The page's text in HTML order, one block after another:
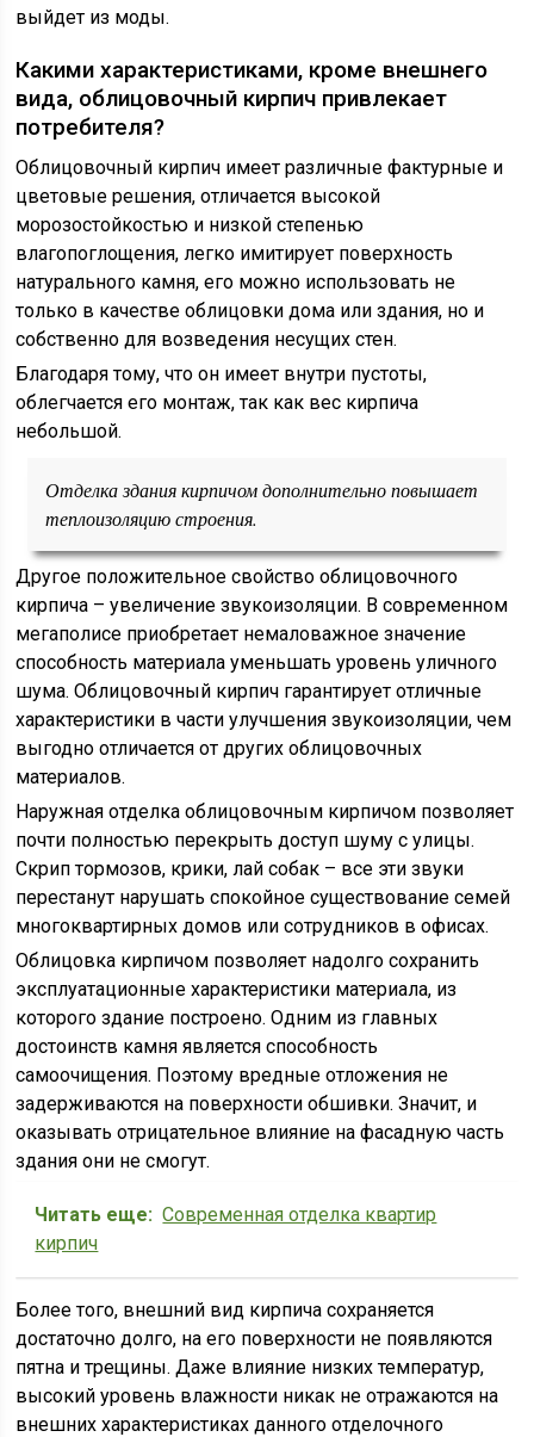
выйдет из моды.
Какими характеристиками, кроме внешнего
вида, облицовочный кирпич привлекает
потребителя?
Облицовочный кирпич имеет различные фактурные и
цветовые решения, отличается высокой
морозостойкостью и низкой степенью
влагопоглощения, легко имитирует поверхность
натурального камня, его можно использовать не
только в качестве облицовки дома или здания, но и
собственно для возведения несущих стен.
Благодаря тому, что он имеет внутри пустоты,
облегчается его монтаж, так как вес кирпича
небольшой.
Отделка здания кирпичом дополнительно повышает
теплоизоляцию строения.
Другое положительное свойство облицовочного
кирпича – увеличение звукоизоляции. В современном
мегаполисе приобретает немаловажное значение
способность материала уменьшать уровень уличного
шума. Облицовочный кирпич гарантирует отличные
характеристики в части улучшения звукоизоляции, чем
выгодно отличается от других облицовочных
материалов.
Наружная отделка облицовочным кирпичом позволяет
почти полностью перекрыть доступ шуму с улицы.
Скрип тормозов, крики, лай собак – все эти звуки
перестанут нарушать спокойное существование семей
многоквартирных домов или сотрудников в офисах.
Облицовка кирпичом позволяет надолго сохранить
эксплуатационные характеристики материала, из
которого здание построено. Одним из главных
достоинств камня является способность
самоочищения. Поэтому вредные отложения не
задерживаются на поверхности обшивки. Значит, и
оказывать отрицательное влияние на фасадную часть
здания они не смогут.
Читать еще: Современная отделка квартир
кирпич
Более того, внешний вид кирпича сохраняется
достаточно долго, на его поверхности не появляются
пятна и трещины. Даже влияние низких температур,
высокий уровень влажности никак не отражаются на
внешних характеристиках данного отделочного